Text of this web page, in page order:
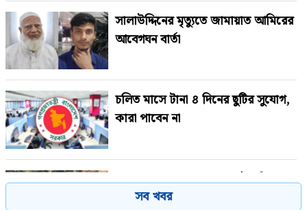
সালাউদ্দিনের মৃত্যুতে জামায়াত আমিরের
আবেগঘন বার্তা
চলিত মাসে টানা ৪ দিনের ছুটির সুযোগ,
কারা পাবেন না
গণঅভ্যুত্থানের সঙ্গে প্রথম বেইমানি
করেছেন জামায়াত আমির: রাশেদ খাঁন
সব খবর